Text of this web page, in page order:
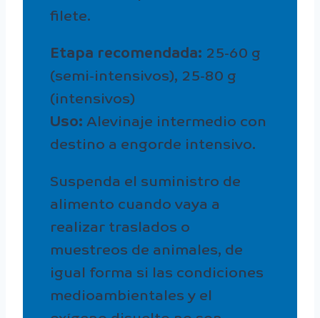
filete.
Etapa recomendada: 25-60 g
(semi-intensivos), 25-80 g
(intensivos)
Uso: Alevinaje intermedio con
destino a engorde intensivo.
Suspenda el suministro de
alimento cuando vaya a
realizar traslados o
muestreos de animales, de
igual forma si las condiciones
medioambientales y el